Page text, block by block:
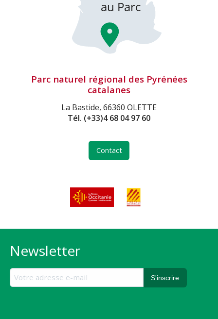
Parc naturel régional des Pyrénées
catalanes
La Bastide, 66360 OLETTE
Tél. (+33)4 68 04 97 60
Contact
Newsletter